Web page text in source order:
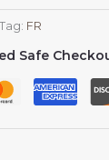
Tag: FR
Safe